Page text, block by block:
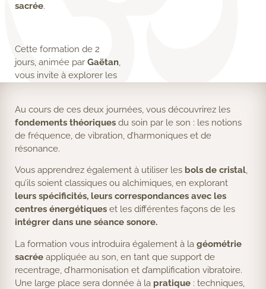
sacrée.
Cette formation de 2
jours, animée par Gaëtan,
vous invite à explorer les
desrelaxations sonores,
aussi bien enindividuel
qu’engroupe.
Au cours de ces deux journées, vous découvrirez les
fondements théoriques du soin par le son : les notions
de fréquence, de vibration, d’harmoniques et de
résonance.
Vous apprendrez également à utiliser les bols de cristal,
qu’ils soient classiques ou alchimiques, en explorant
leurs spécificités, leurs correspondances avec les
centres énergétiques et les différentes façons de les
intégrer dans une séance sonore.
La formation vous introduira également à la géométrie
sacrée appliquée au son, en tant que support de
recentrage, d’harmonisation et d’amplification vibratoire.
Une large place sera donnée à la pratique : techniques,